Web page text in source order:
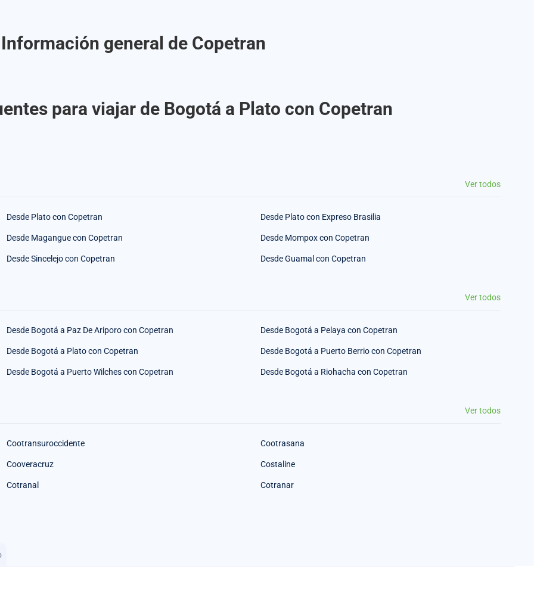
Información general de Copetran
para viajar de Bogotá a Plato con Copetran
Ver todos
Desde Plato con Copetran Desde Plato con Expreso Brasilia
Desde Magangue con Copetran Desde Mompox con Copetran
Desde Sincelejo con Copetran Desde Guamal con Copetran
Ver todos
Desde Bogotá a Paz De Ariporo con Copetran Desde Bogotá a Pelaya con Copetran
Desde Bogotá a Plato con Copetran Desde Bogotá a Puerto Berrio con Copetran
Desde Bogotá a Puerto Wilches con Copetran Desde Bogotá a Riohacha con Copetran
Ver todos
Cootransuroccidente Cootrasana
Cooveracruz Costaline
Cotranal Cotranar